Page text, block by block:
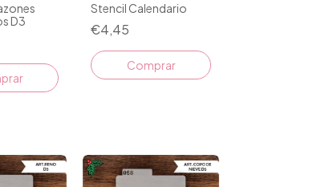
D3
Stencil Calendario
€4,45